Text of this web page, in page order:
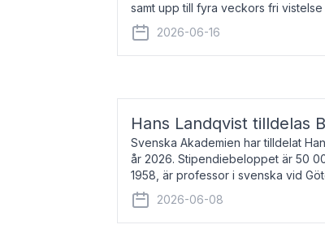
samt upp till fyra veckors fri
Elisabeth Åsbrink, född 1965 oc
2026-06-16
Hans Landqvist tilldelas
Svenska Akademien har tilldelat
år 2026. Stipendiebeloppet är 50
1958, är professor i svenska vid
år 2000 på avhandlingen Författn
2026-06-08